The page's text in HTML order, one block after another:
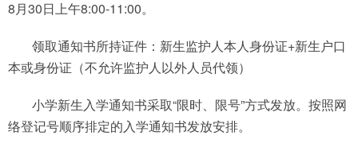
8月30日上午8:00-11:00。
领取通知书所持证件：新生监护人本人身份证+新生户口
本或身份证（不允许监护人以外人员代领）
小学新生入学通知书采取“限时、限号”方式发放。按照网
络登记号顺序排定的入学通知书发放安排。